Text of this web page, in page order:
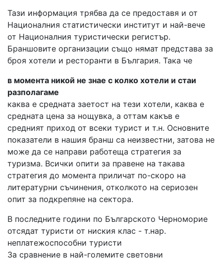
Тази информация трябва да се предоставя и от
Националния статистически институт и най-вече
от Националния туристически регистър.
Браншовите организации също нямат представа за
броя хотели и ресторанти в България. Така че
в момента никой не знае с колко хотели и стаи
разполагаме
каква е средната заетост на тези хотели, каква е
средната цена за нощувка, а оттам какъв е
средният приход от всеки турист и т.н. Основните
показатели в нашия бранш са неизвестни, затова не
може да се направи работеща стратегия за
туризма. Всички опити за правене на такава
стратегия до момента приличат по-скоро на
литературни съчинения, отколкото на сериозен
опит за подкрепяне на сектора.
В последните години по Българското Черноморие
отсядат туристи от ниския клас - т.нар.
неплатежоспособни туристи
За сравнение в най-големите световни